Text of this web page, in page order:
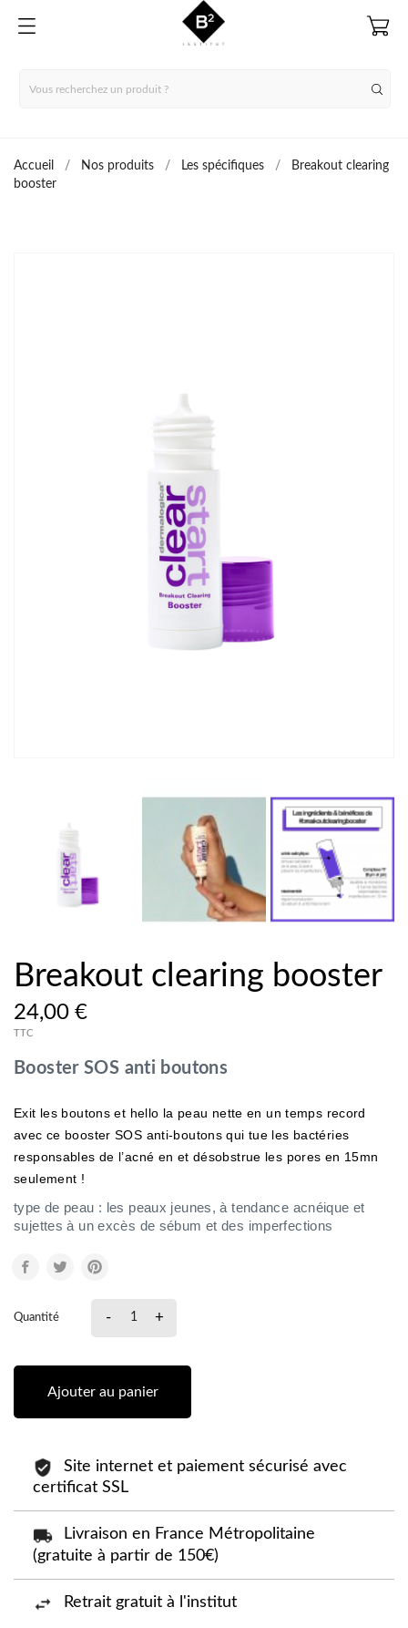
Accueil Nos produits Les spécifiques
Breakout clearing
booster
Breakout clearing booster
24,00 €
TTC
Booster SOS anti boutons
Exit les boutons et hello la peau nette en un temps record
avec ce booster SOS anti-boutons qui tue les bactéries
responsables de l’acné en et désobstrue les pores en 15mn
seulement !
type de peau : les peaux jeunes, à tendance acnéique et
sujettes à un excès de sébum et des imperfections
Quantité - +
Ajouter au panier
Site internet et paiement sécurisé avec
certificat SSL
Livraison en France Métropolitaine
(gratuite à partir de 150€)
Retrait gratuit à l'institut